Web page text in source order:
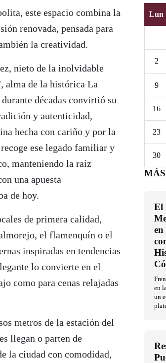
este espacio combina la
renovada, pensada para
la creatividad.
nieto de la inolvidable
alma de la histórica La
décadas convirtió su
y autenticidad,
hecha con cariño y por la
ese legado familiar y
manteniendo la raíz
una apuesta
de hoy.
de primera calidad,
el flamenquín o el
inspiradas en tendencias
lo convierte en el
como para cenas relajadas
metros de la estación del
llegan o parten de
la ciudad con comodidad,
Lun
2
9
16
23
30
El
en
un